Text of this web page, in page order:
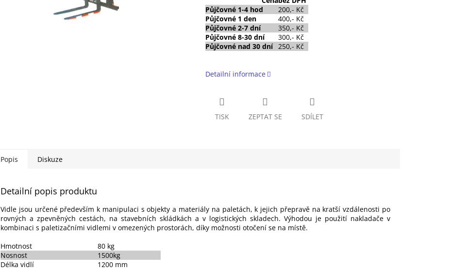
Půjčovné 1-4 hod
200,- Kč
Půjčovné 1 den
400,- Kč
Půjčovné 2-7 dní
350,- Kč
Půjčovné 8-30 dní
300,- Kč
Půjčovné nad 30 dní
250,- Kč
Detailní informace
TISK ZEPTAT SE SDÍLET
Popis Diskuze
Detailní popis produktu
Vidle jsou určené především k manipulaci s objekty a materiály na paletách, k jejich přepravě na kratší vzdálenosti po
rovných a zpevněných cestách, na stavebních skládkách a v logistických skladech. Výhodou je použití nakladače v
kombinaci s paletizačními vidlemi v omezených prostorách, díky možnosti otočení se na místě.
Hmotnost
80 kg
Nosnost
1500kg
Délka vidlí
1200 mm